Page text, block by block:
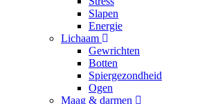
Slapen
Energie
Lichaam
Gewrichten
Botten
Spiergezondheid
Ogen
Maag & darmen